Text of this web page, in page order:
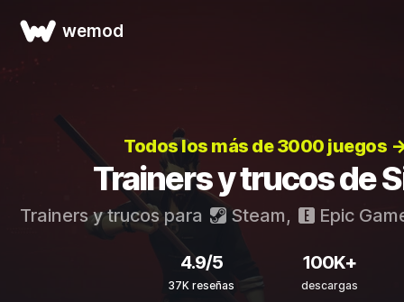
wemod
Todos los más de 3000 juegos
Trainers y trucos de
Trainers y trucos para Steam, Epic
4.9/5
37K reseñas
100K+
descargas